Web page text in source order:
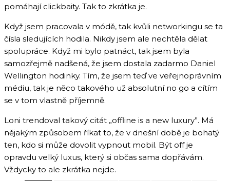
pomáhají clickbaity. Tak to zkrátka je.
Když jsem pracovala v módě, tak kvůli networkingu se ta
čísla sledujících hodila. Nikdy jsem ale nechtěla dělat
spolupráce. Když mi bylo patnáct, tak jsem byla
samozřejmě nadšená, že jsem dostala zadarmo Daniel
Wellington hodinky. Tím, že jsem teď ve veřejnoprávním
médiu, tak je něco takového už absolutní no go a cítím
se v tom vlastně příjemně.
Loni trendoval takový citát „offline is a new luxury”. Má
nějakým způsobem říkat to, že v dnešní době je bohatý
ten, kdo si může dovolit vypnout mobil. Být off je
opravdu velký luxus, který si občas sama dopřávám.
Vždycky to ale zkrátka nejde.